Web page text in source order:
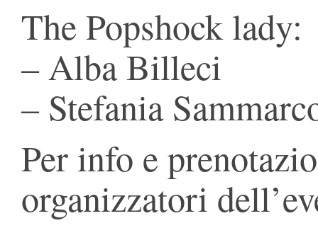
The Popshock lady:
– Alba Billeci
– Stefania
Per info e
organizzatori